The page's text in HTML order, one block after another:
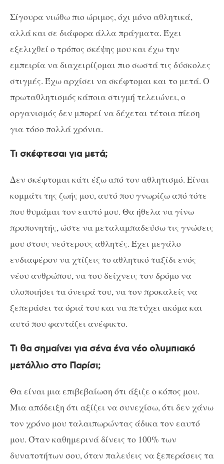
Σίγουρα νιώθω πιο ώριμος, όχι μόνο αθλητικά,
αλλά και σε διάφορα άλλα πράγματα. Έχει
εξελιχθεί ο τρόπος σκέψης μου και έχω την
εμπειρία να διαχειρίζομαι πιο σωστά τις δύσκολες
στιγμές. Έχω αρχίσει να σκέφτομαι και το μετά. Ο
πρωταθλητισμός κάποια στιγμή τελειώνει, ο
οργανισμός δεν μπορεί να δέχεται τέτοια πίεση
για τόσο πολλά χρόνια.
Τι σκέφτεσαι για μετά;
Δεν σκέφτομαι κάτι έξω από τον αθλητισμό. Είναι
κομμάτι της ζωής μου, αυτό που γνωρίζω από τότε
που θυμάμαι τον εαυτό μου. Θα ήθελα να γίνω
προπονητής, ώστε να μεταλαμπαδεύσω τις γνώσεις
μου στους νεότερους αθλητές. Έχει μεγάλο
ενδιαφέρον να χτίζεις το αθλητικό ταξίδι ενός
νέου ανθρώπου, να του δείχνεις τον δρόμο να
υλοποιήσει τα όνειρά του, να τον προκαλείς να
ξεπεράσει τα όριά του και να πετύχει ακόμα και
αυτό που φαντάζει ανέφικτο.
Τι θα σημαίνει για σένα ένα νέο ολυμπιακό
μετάλλιο στο Παρίσι;
Θα είναι μια επιβεβαίωση ότι άξιζε ο κόπος μου.
Μια απόδειξη ότι αξίζει να συνεχίσω, ότι δεν χάνω
τον χρόνο μου ταλαιπωρώντας άδικα τον εαυτό
μου. Όταν καθημερινά δίνεις το 100% των
δυνατοτήτων σου, όταν παλεύεις να ξεπεράσεις τα